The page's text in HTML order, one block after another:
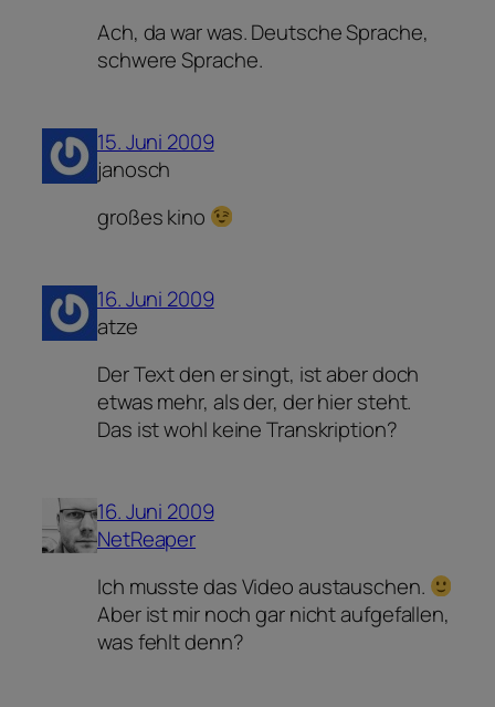
Ach, da war was. Deutsche Sprache,
schwere Sprache.
15. Juni 2009
janosch
großes kino
16. Juni 2009
atze
Der Text den er singt, ist aber doch
etwas mehr, als der, der hier steht.
Das ist wohl keine Transkription?
16. Juni 2009
NetReaper
Ich musste das Video austauschen.
Aber ist mir noch gar nicht aufgefallen,
was fehlt denn?